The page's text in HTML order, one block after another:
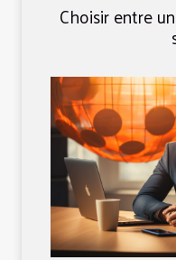
Choisir entre